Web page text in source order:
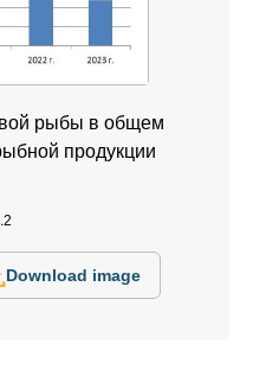
рыбы в общем
продукции
Download image